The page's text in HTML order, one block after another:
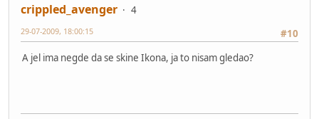
crippled_avenger
4
#10
29-07-2009, 18:00:15
A jel ima negde da se skine Ikona, ja to nisam gledao?